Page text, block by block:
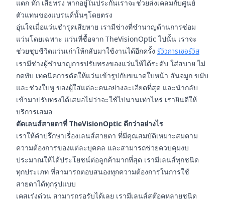
แตก หัก เสียทรง หากอยู่ในประกันเราจะช่วยส่งเคลมกับศูนย์
ตัวแทนของแบรนด์นั้นๆโดยตรง
อุ่นใจเมื่อแว่นชำรุดเสียหาย เรามีช่างที่ชำนาญด้านการซ่อม
แว่นโดยเฉพาะ แว่นที่ซื้อจาก TheVisionOptic ไปนั้น เราจะ
ช่วยชุบชีวิตแว่นเก่าให้กลับมาใช้งานได้อีกครั้ง รีวิวการเซอร์วิส
เรามีช่างผู้ชำนาญการปรับทรงของแว่นให้ได้ระดับ ใส่สบาย ไม่
กดทับ เทคนิคการดัดให้แว่นเข้ารูปกับขนาดใบหน้า สันจมูก ขมับ
และช่วงใบหู ของผู้ใส่แต่ละคนอย่างละเอียดที่สุด และนำกลับ
เข้ามาปรับทรงได้เสมอไม่ว่าจะใช้ไปนานเท่าไหร่ เรายินดีให้
บริการเสมอ
ตัดเลนส์สายตาที่ TheVisionOptic ดีกว่าอย่างไร
เราให้คำปรึกษาเรื่องเลนส์สายตา ที่มีคุณสมบัติเหมาะสมตาม
ความต้องการของแต่ละบุคคล และสามารถช่วยควบคุมงบ
ประมาณให้ได้ประโยชน์ต่อลูกค้ามากที่สุด เรามีเลนส์ทุกชนิด
ทุกประเภท ที่สามารถตอบสนองทุกความต้องการในการใช้
สายตาได้ทุกรูปแบบ
เคสเร่งด่วน สามารถรอรับได้เลย เรามีเลนส์สต๊อคหลายชนิด